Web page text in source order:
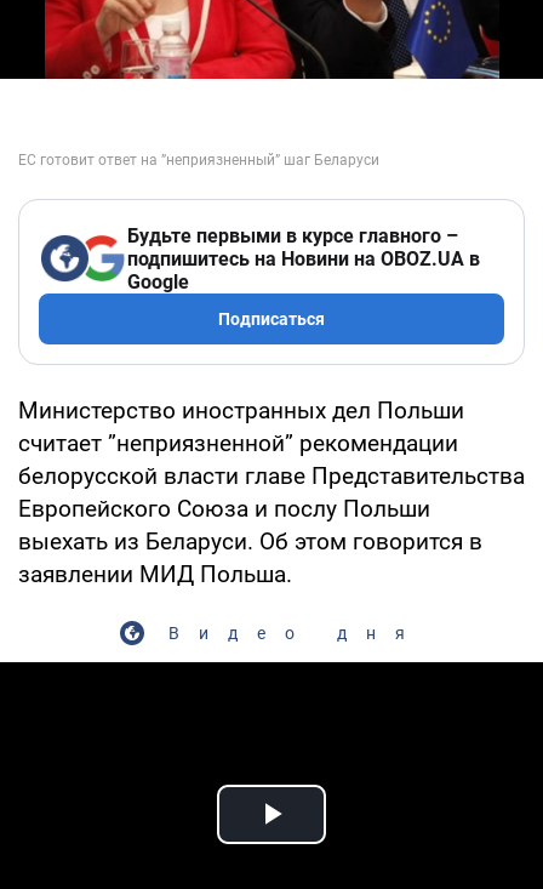
Будьте первыми в курсе главного –
подпишитесь на Новини на OBOZ.UA в
Google
Подписаться
Министерство иностранных дел Польши
считает ”неприязненной” рекомендации
белорусской власти главе Представительства
Европейского Союза и послу Польши
выехать из Беларуси. Об этом говорится в
заявлении МИД Польша.
Видео дня
Play Video